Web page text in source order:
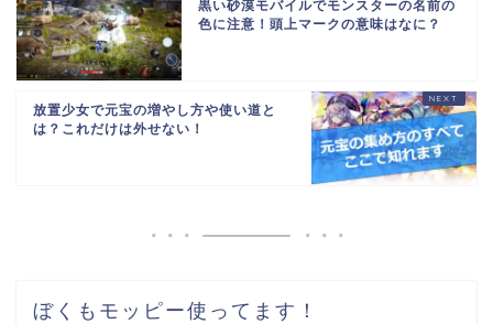
黒い砂漠モバイルでモンスターの名前の
色に注意！頭上マークの意味はなに？
放置少女で元宝の増やし方や使い道と
は？これだけは外せない！
ぼくもモッピー使ってます！